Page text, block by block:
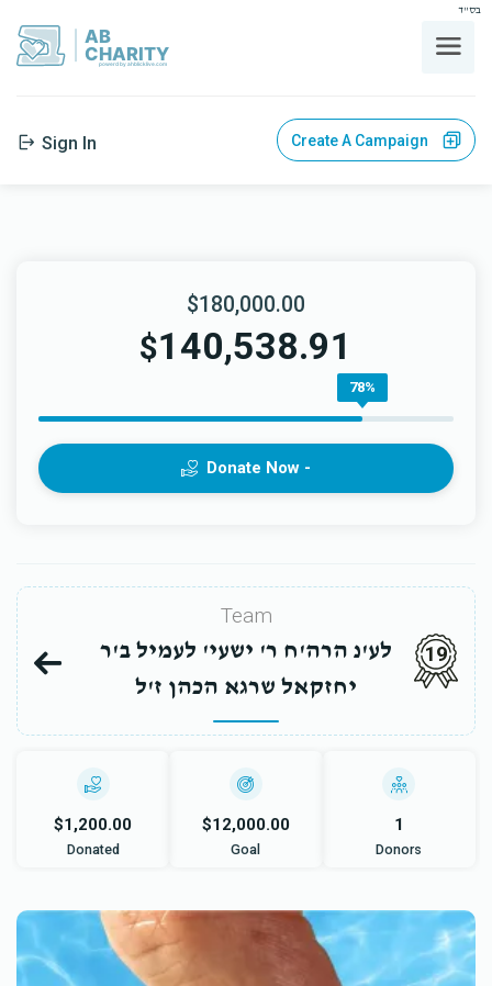
בס"ד
AB
CHARITY
powerd by ahblicklive.com
Sign In Create A Campaign
$180,000.00
$140,538.91
78%
Donate Now -
Team
לע'נ הרה'ח ר' ישעי' לעמיל ב'ר
יחזקאל שרגא הכהן ז'ל
19
$1,200.00
Donated
$12,000.00
Goal
1
Donors